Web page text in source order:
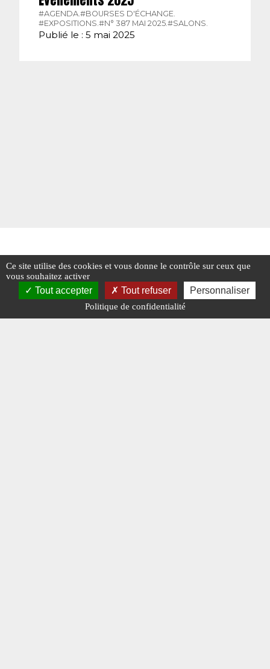
#AGENDA. #BOURSES D'ÉCHANGE.
#EXPOSITIONS. #N° 387 MAI 2025. #SALONS.
Publié le : 5 mai 2025
Ce site utilise des cookies et vous donne le contrôle sur ceux que
vous souhaitez activer
Tout accepter Tout refuser Personnaliser
Politique de confidentialité